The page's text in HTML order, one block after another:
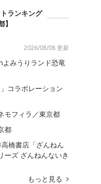
ランキング
】
2026/08/08 更新
みうりランド恐竜
コラボレーション
モフィラ／東京都
都
橋書店「ざんねん
ーズ ざんねんないき
もっと見る